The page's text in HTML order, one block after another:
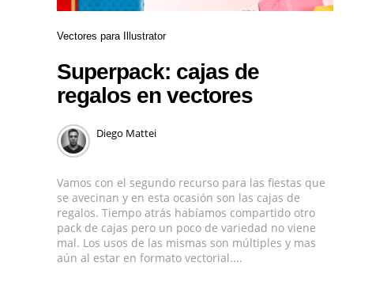
Vectores para Illustrator
Superpack: cajas de
regalos en vectores
Diego Mattei
Vamos con el segundo recurso para las fiestas que
se avecinan y en esta ocasión son las cajas de
regalos. Tiempo atrás habíamos compartido otro
pack de cajas pero un poco de variedad no viene
mal. Los usos de las mismas son múltiples y mas
aún al estar en formato vectorial....